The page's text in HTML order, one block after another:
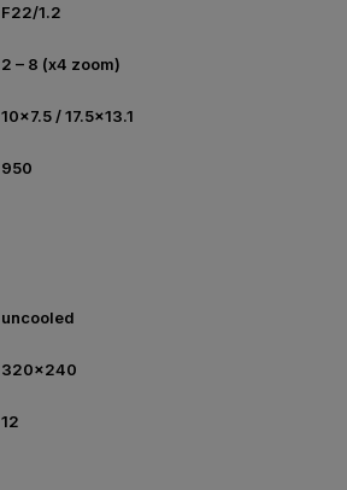
F22/1.2
2 – 8 (x4 zoom)
10x7.5 / 17.5x13.1
950
uncooled
320x240
12